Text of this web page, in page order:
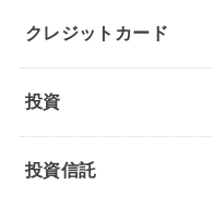
クレジットカード
投資
投資信託